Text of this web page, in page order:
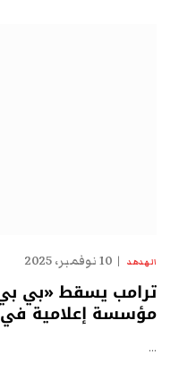
الهدهد 10 نوفمبر، 2025
ترامب يسقط «بي
مؤسسة إعلامية في
…